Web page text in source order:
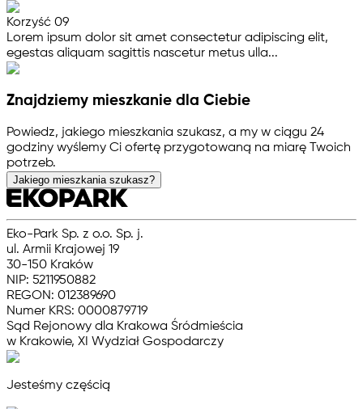
Korzyść 09
Lorem ipsum dolor sit amet consectetur adipiscing elit,
egestas aliquam sagittis nascetur metus ulla...
Znajdziemy mieszkanie dla Ciebie
Powiedz, jakiego mieszkania szukasz, a my w ciągu 24
godziny wyślemy Ci ofertę przygotowaną na miarę Twoich
potrzeb.
Jakiego mieszkania szukasz?
Eko-Park Sp. z o.o. Sp. j.
ul. Armii Krajowej 19
30-150 Kraków
NIP: 5211950882
REGON: 012389690
Numer KRS: 0000879719
Sąd Rejonowy dla Krakowa Śródmieścia
w Krakowie, XI Wydział Gospodarczy
Jesteśmy częścią